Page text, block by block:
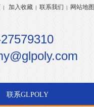
| 加入收藏 | 联系我们 | 网站地图
联系GLPOLY